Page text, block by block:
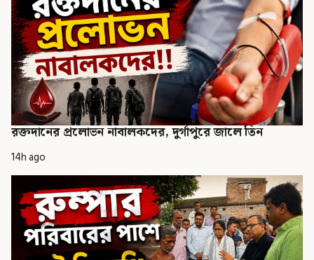
রক্তদানের প্রলোভন নাবালকদের, দুর্গাপুরে জালে তিন
14h ago